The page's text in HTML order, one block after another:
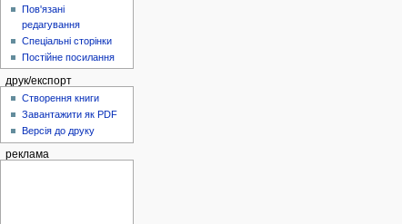
Пов'язані
редагування
Спеціальні сторінки
Постійне посилання
друк/експорт
Створення книги
Завантажити як PDF
Версія до друку
реклама